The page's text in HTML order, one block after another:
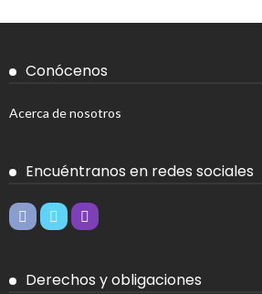
Conócenos
Acerca de nosotros
Encuéntranos en redes sociales
Derechos y obligaciones